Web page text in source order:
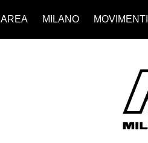
AREA MILANO MOVIMENTI